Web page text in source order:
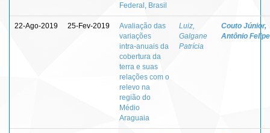
Federal, Brasil
22-Ago-2019 25-Fev-2019
Avaliação das
variações
intra-anuais da
cobertura da
terra e suas
relações com o
relevo na
região do
Médio
Araguaia
Luiz,
Galgane
Patrícia
Couto Júnior,
Antônio Felipe